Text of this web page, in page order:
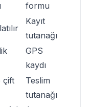
formu
Kayıt
tutanağı
GPS
kaydı
çift
Teslim
tutanağı